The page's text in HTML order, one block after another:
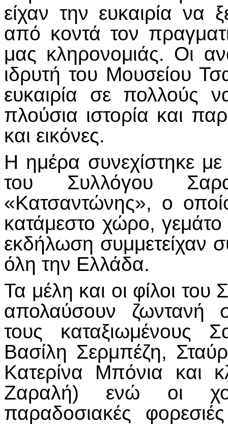
είχαν την ευκαιρία να
από κοντά τον
μας κληρονομιάς. Οι
ιδρυτή του Μουσείου
ευκαιρία σε πολλούς
πλούσια ιστορία και
και εικόνες.
Η ημέρα συνεχίστηκε
του Συλλόγου
«Κατσαντώνης», ο
κατάμεστο χώρο,
εκδήλωση συμμετείχαν
όλη την Ελλάδα.
Τα μέλη και οι φίλοι του
απολαύσουν ζωντανή
τους καταξιωμένους
Βασίλη Σερμπέζη,
Κατερίνα Μπόνια και
Ζαραλή) ενώ οι
παραδοσιακές